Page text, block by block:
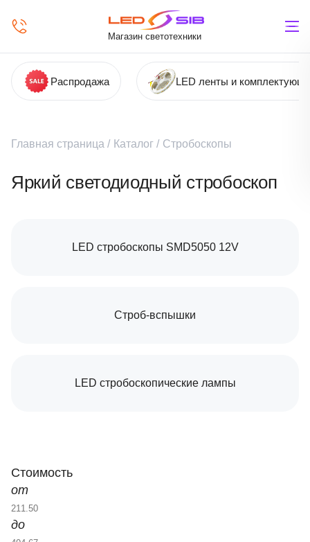
Магазин светотехники
Распродажа LED ленты и
Главная страница / Каталог / Стробоскопы
Яркий светодиодный стробоскоп
LED стробоскопы SMD5050 12V
Строб-вспышки
LED стробоскопические лампы
Стоимость
от
до